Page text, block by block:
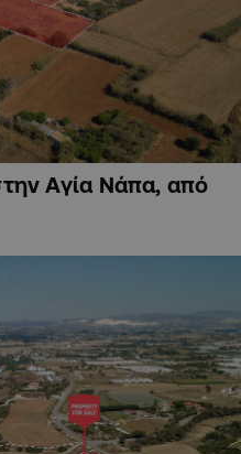
Αγία Νάπα, από